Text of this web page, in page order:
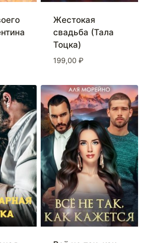
Жестокая
свадьба (Тала
Тоцка)
199,00 ₽